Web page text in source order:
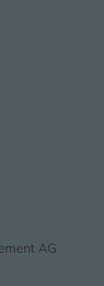
AG